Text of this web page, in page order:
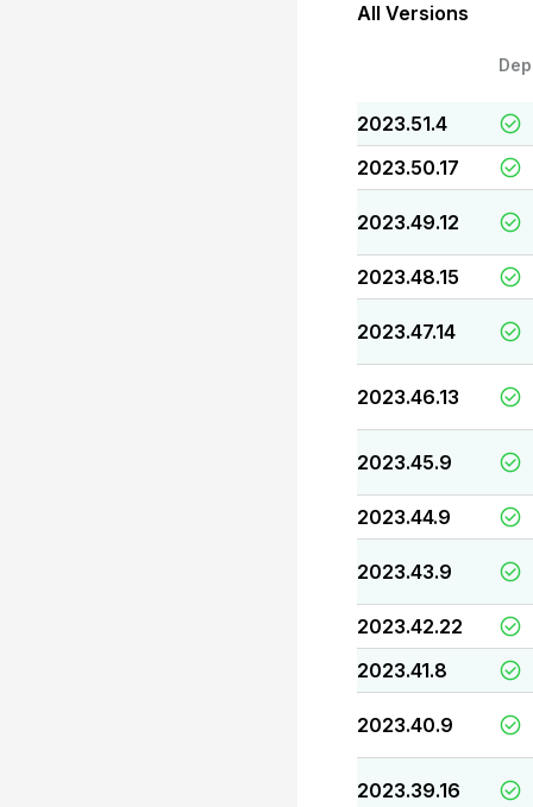
All Versions
2023.51.4
2023.50.17
2023.49.12
2023.48.15
2023.47.14
2023.46.13
2023.45.9
2023.44.9
2023.43.9
2023.42.22
2023.41.8
2023.40.9
2023.39.16